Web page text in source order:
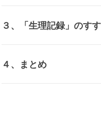
３、「生理記録」のす
４、まとめ